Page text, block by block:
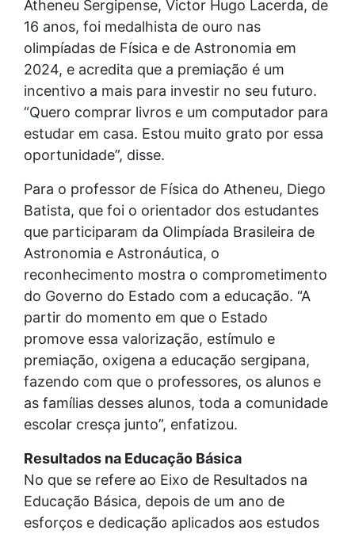
Atheneu Sergipense, Victor Hugo Lacerda, de
16 anos, foi medalhista de ouro nas
olimpíadas de Física e de Astronomia em
2024, e acredita que a premiação é um
incentivo a mais para investir no seu futuro.
“Quero comprar livros e um computador para
estudar em casa. Estou muito grato por essa
oportunidade”, disse.
Para o professor de Física do Atheneu, Diego
Batista, que foi o orientador dos estudantes
que participaram da Olimpíada Brasileira de
Astronomia e Astronáutica, o
reconhecimento mostra o comprometimento
do Governo do Estado com a educação. “A
partir do momento em que o Estado
promove essa valorização, estímulo e
premiação, oxigena a educação sergipana,
fazendo com que o professores, os alunos e
as famílias desses alunos, toda a comunidade
escolar cresça junto”, enfatizou.
Resultados na Educação Básica
No que se refere ao Eixo de Resultados na
Educação Básica, depois de um ano de
esforços e dedicação aplicados aos estudos